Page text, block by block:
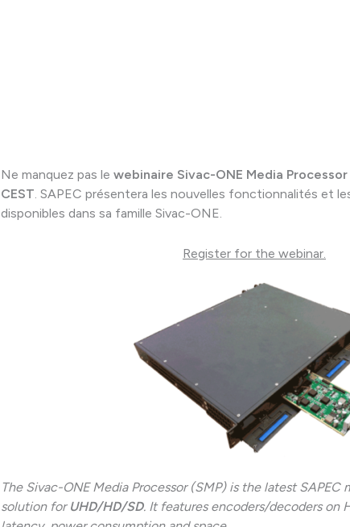
Ne manquez pas le webinaire Sivac-ONE Media Processor
CEST. SAPEC présentera les nouvelles fonctionnalités et
disponibles dans sa famille Sivac-ONE.
Register for the webinar.
The Sivac-ONE Media Processor (SMP) is the latest SAPEC
solution for UHD/HD/SD. It features encoders/decoders on